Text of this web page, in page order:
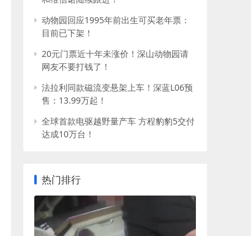
动物园回应1995年前出生可买老年票：
目前已下架！
20元门票近十年未涨价！深山动物园请
网友不要打钱了！
法拉利同款磁流变悬架上车！深蓝L06预
售：13.99万起！
全球首款电驱越野量产车 方程豹豹5交付
达成10万台！
热门排行